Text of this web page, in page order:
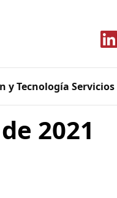
y Tecnología Servicios
2021